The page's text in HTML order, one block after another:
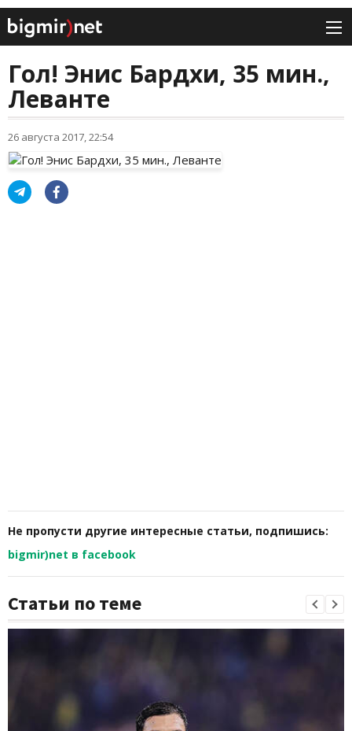
Гол! Энис Бардхи, 35 мин.,
Леванте
26 августа 2017, 22:54
Не пропусти другие интересные статьи, подпишись:
bigmir)net в facebook
Статьи по теме